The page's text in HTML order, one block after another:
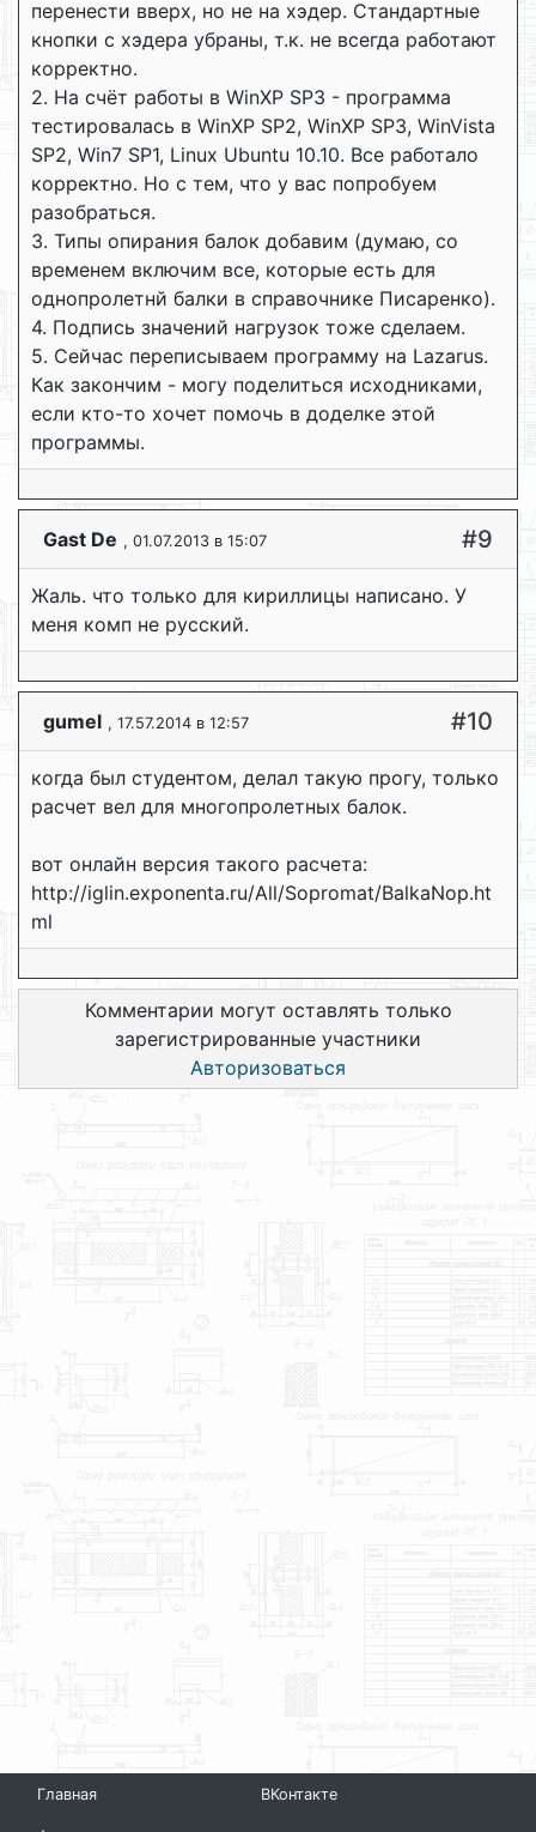
перенести вверх, но не на хэдер. Стандартные
кнопки с хэдера убраны, т.к. не всегда работают
корректно.
2. На счёт работы в WinXP SP3 - программа
тестировалась в WinXP SP2, WinXP SP3, WinVista
SP2, Win7 SP1, Linux Ubuntu 10.10. Все работало
корректно. Но с тем, что у вас попробуем
разобраться.
3. Типы опирания балок добавим (думаю, со
временем включим все, которые есть для
однопролетнй балки в справочнике Писаренко).
4. Подпись значений нагрузок тоже сделаем.
5. Сейчас переписываем программу на Lazarus.
Как закончим - могу поделиться исходниками,
если кто-то хочет помочь в доделке этой
программы.
Gast De , 01.07.2013 в 15:07 #9
Жаль. что только для кириллицы написано. У
меня комп не русский.
gumel , 17.57.2014 в 12:57 #10
когда был студентом, делал такую прогу, только
расчет вел для многопролетных балок.
вот онлайн версия такого расчета:
http://iglin.exponenta.ru/All/Sopromat/BalkaNop.ht
ml
Комментарии могут оставлять только
зарегистрированные участники
Авторизоваться
Главная ВКонтакте